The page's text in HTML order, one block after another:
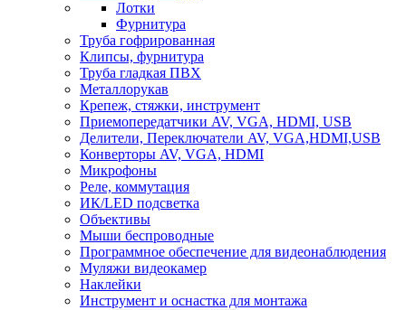
Лотки
Фурнитура
Труба гофрированная
Клипсы, фурнитура
Труба гладкая ПВХ
Металлорукав
Крепеж, стяжки, инструмент
Приемопередатчики AV, VGA, HDMI, USB
Делители, Переключатели AV, VGA,HDMI,USB
Конверторы AV, VGA, HDMI
Микрофоны
Реле, коммутация
ИК/LED подсветка
Объективы
Мыши беспроводные
Программное обеспечение для видеонаблюдения
Муляжи видеокамер
Наклейки
Инструмент и оснастка для монтажа